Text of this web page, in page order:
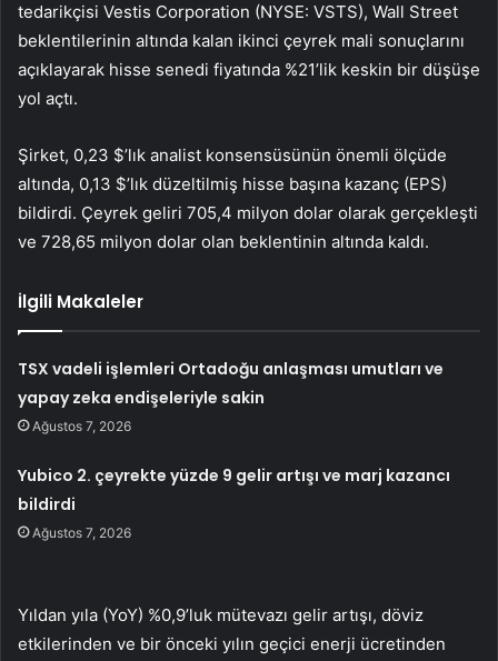
tedarikçisi Vestis Corporation (NYSE: VSTS), Wall Street
beklentilerinin altında kalan ikinci çeyrek mali sonuçlarını
açıklayarak hisse senedi fiyatında %21’lik keskin bir düşüşe
yol açtı.
Şirket, 0,23 $’lık analist konsensüsünün önemli ölçüde
altında, 0,13 $’lık düzeltilmiş hisse başına kazanç (EPS)
bildirdi. Çeyrek geliri 705,4 milyon dolar olarak gerçekleşti
ve 728,65 milyon dolar olan beklentinin altında kaldı.
İlgili Makaleler
TSX vadeli işlemleri Ortadoğu anlaşması umutları ve
yapay zeka endişeleriyle sakin
Ağustos 7, 2026
Yubico 2. çeyrekte yüzde 9 gelir artışı ve marj kazancı
bildirdi
Ağustos 7, 2026
Yıldan yıla (YoY) %0,9’luk mütevazı gelir artışı, döviz
etkilerinden ve bir önceki yılın geçici enerji ücretinden